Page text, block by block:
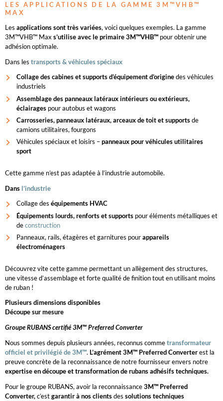
LES APPLICATIONS DE LA GAMME 3M™VHB™
MAX
Les applications sont très variées, voici quelques exemples. La gamme
3M™VHB™ Max s’utilise avec le primaire 3M™VHB™ pour obtenir une
adhésion optimale.
Dans les transports & véhicules spéciaux
Collage des cabines et supports d’équipement d’originedes véhicules
industriels
Assemblage des panneaux latéraux intérieurs ou extérieurs,
éclairages pour autobus et wagons
Carrosseries, panneaux latéraux, arceaux de toit et supportsde
camions utilitaires, fourgons
Véhicules spéciaux et loisirs –panneaux pour véhicules utilitaires
sport
Cette gamme n’est pas adaptée à l’industrie automobile.
Dans l’industrie
Collage des équipements HVAC
Équipements lourds, renforts et supports pour éléments métalliques et
deconstruction
Panneaux, rails, étagères et garnitures pourappareils
électroménagers
Découvrez vite cette gamme permettant un allègement des structures,
une vitesse d’assemblage et forte qualité de finition tout en utilisant moins
de ruban !
Plusieurs dimensions disponibles
Découpe sur mesure
Groupe RUBANS certifié 3M™ Preferred Converter
Nous sommes depuis plusieurs années, reconnus commetransformateur
officiel et privilégié de 3M™. L’agrément 3M™ Preferred Converterest la
preuve concrète de la reconnaissance de notre fournisseur envers notre
expertise en découpe et transformation de rubans adhésifs techniques.
Pour le groupe RUBANS, avoir la reconnaissance3M™ Preferred
Converter,c’estgarantir à nos clientsdes solutions techniques